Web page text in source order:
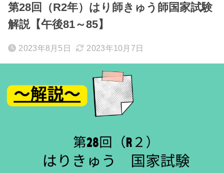
第28回（R2年）はり師きゅう師国家試験
解説【午後81～85】
2023年8月5日 2023年10月7日